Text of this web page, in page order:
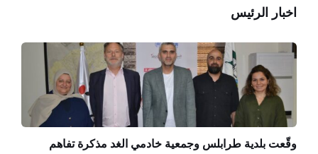
اخبار الرئيس
وقّعت بلدية طرابلس وجمعية خادمي الغد مذكرة تفاهم